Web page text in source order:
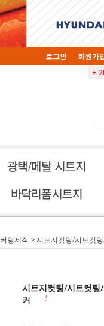
로그인 회원가
+
커팅제작 > 시트지컷팅/시트컷
시트지컷팅/시트컷
커